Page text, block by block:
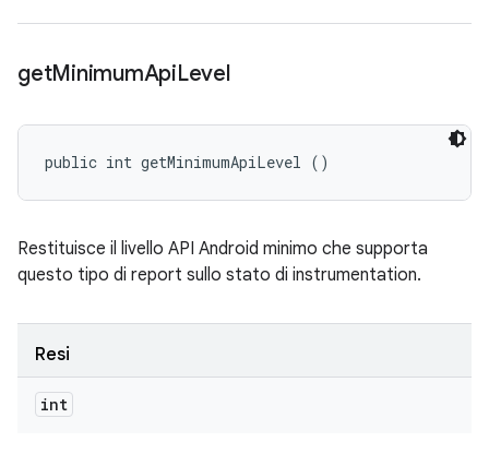
getMinimumApiLevel
public int getMinimumApiLevel ()
Restituisce il livello API Android minimo che supporta
questo tipo di report sullo stato di instrumentation.
Resi
int